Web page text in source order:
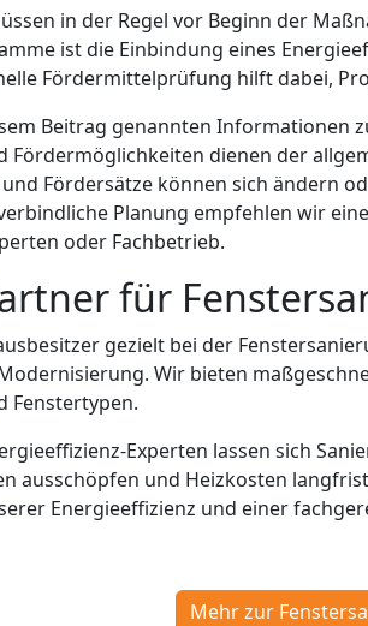
in der Regel vor Beginn der
ist die Einbindung eines
Fördermittelprüfung hilft dabei,
Beitrag genannten Informationen
Fördermöglichkeiten dienen der
Fördersätze können sich ändern
Planung empfehlen wir
oder Fachbetrieb.
für
gezielt bei der
Wir bieten
Fenstertypen.
Experten lassen sich
ausschöpfen und Heizkosten
Energieeffizienz und einer
Mehr zur